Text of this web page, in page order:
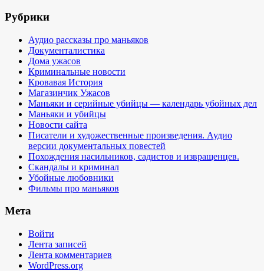
Рубрики
Аудио рассказы про маньяков
Документалистика
Дома ужасов
Криминальные новости
Кровавая История
Магазинчик Ужасов
Маньяки и серийные убийцы — календарь убойных дел
Маньяки и убийцы
Новости сайта
Писатели и художественные произведения. Аудио
версии документальных повестей
Похождения насильников, садистов и извращенцев.
Скандалы и криминал
Убойные любовники
Фильмы про маньяков
Мета
Войти
Лента записей
Лента комментариев
WordPress.org